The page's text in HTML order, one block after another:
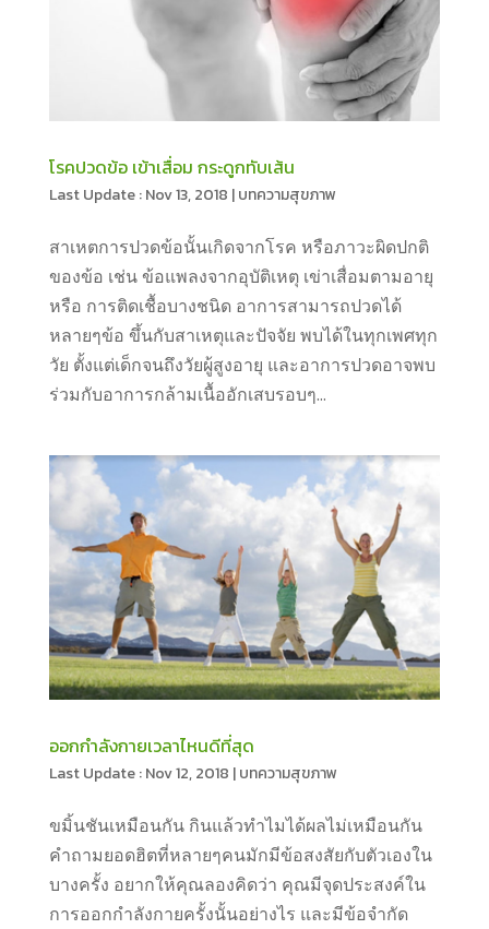
โรคปวดข้อ เข้าเสื่อม กระดูกทับเส้น
Nov 13, 2018 |บทความสุขภาพ
สาเหตการปวดข้อนั้นเกิดจากโรค หรือภาวะผิดปกติ
ของข้อ เช่น ข้อแพลงจากอุบัติเหตุ เข่าเสื่อมตามอายุ
หรือ การติดเชื้อบางชนิด อาการสามารถปวดได้
หลายๆข้อ ขึ้นกับสาเหตุและปัจจัย พบได้ในทุกเพศทุก
วัย ตั้งแต่เด็กจนถึงวัยผู้สูงอายุ และอาการปวดอาจพบ
ร่วมกับอาการกล้ามเนื้ออักเสบรอบๆ...
ออกกำลังกายเวลาไหนดีที่สุด
Nov 12, 2018 |บทความสุขภาพ
ขมิ้นชันเหมือนกัน กินแล้วทำไมได้ผลไม่เหมือนกัน
คำถามยอดฮิตที่หลายๆคนมักมีข้อสงสัยกับตัวเองใน
บางครั้ง อยากให้คุณลองคิดว่า คุณมีจุดประสงค์ใน
การออกกำลังกายครั้งนั้นอย่างไร และมีข้อจำกัด